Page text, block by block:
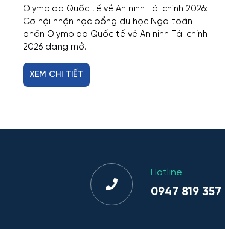
Olympiad Quốc tế về An ninh Tài chính 2026:
Cơ hội nhận học bổng du học Nga toàn
phần Olympiad Quốc tế về An ninh Tài chính
2026 đang mở...
XEM CHI TIẾT
Hotline
0947 819 357